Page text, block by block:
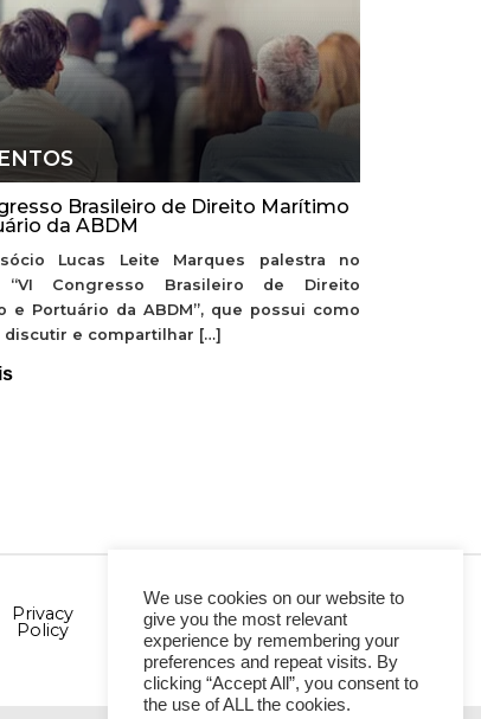
Brasileiro de Direito Marítimo
da ABDM
Lucas Leite Marques palestra no
“VI Congresso Brasileiro de Direito
e Portuário da ABDM”, que possui como
discutir e compartilhar […]
Privacy
Policy
We use cookies on our website to
give you the most relevant
experience by remembering your
preferences and repeat visits. By
clicking “Accept All”, you consent to
the use of ALL the cookies.